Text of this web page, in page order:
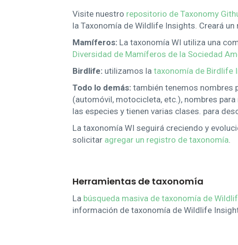
Visite nuestro repositorio de Taxonomy
la Taxonomía de Wildlife Insights. Creará
Mamíferos: La taxonomía WI utiliza una
Diversidad de Mamíferos de la Sociedad
Birdlife: utilizamos la taxonomía de Birdlife
Todo lo demás: también tenemos nombres
(automóvil, motocicleta, etc.), nombres
las especies y tienen varias clases. para
La taxonomía WI seguirá creciendo y
solicitar agregar un registro de taxonomía.
Herramientas de taxonomía
La búsqueda masiva de taxonomía de
información de taxonomía de Wildlife